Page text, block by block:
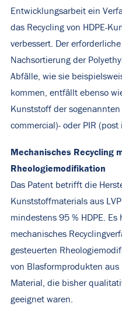
Entwicklungsarbeit ein
das Recycling von HDPE-
verbessert. Der
Nachsortierung der
Abfälle, wie sie
kommen, entfällt ebenso
Kunststoff der sogenannten
commercial)- oder PIR (post
Mechanisches Recycling
Rheologiemodifikation
Das Patent betrifft die
Kunststoffmaterials aus
mindestens 95 % HDPE.
mechanisches
gesteuerten
von Blasformprodukten aus
Material, die bisher
geeignet waren.